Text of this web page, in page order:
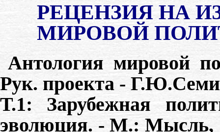
РЕЦЕНЗИЯ НА
МИРОВОЙ
Антология мировой
Рук. проекта -
Т.1: Зарубежная
эволюция. - М.: Мысль,